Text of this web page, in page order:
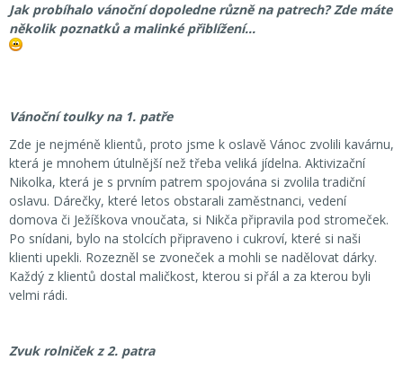
Jak probíhalo vánoční dopoledne různě na patrech? Zde máte
několik poznatků a malinké přiblížení...
Vánoční toulky na 1. patře
Zde je nejméně klientů, proto jsme k oslavě Vánoc zvolili kavárnu,
která je mnohem útulnější než třeba veliká jídelna. Aktivizační
Nikolka, která je s prvním patrem spojována si zvolila tradiční
oslavu. Dárečky, které letos obstarali zaměstnanci, vedení
domova či Ježíškova vnoučata, si Nikča připravila pod stromeček.
Po snídani, bylo na stolcích připraveno i cukroví, které si naši
klienti upekli. Rozezněl se zvoneček a mohli se nadělovat dárky.
Každý z klientů dostal maličkost, kterou si přál a za kterou byli
velmi rádi.
Zvuk rolniček z 2. patra